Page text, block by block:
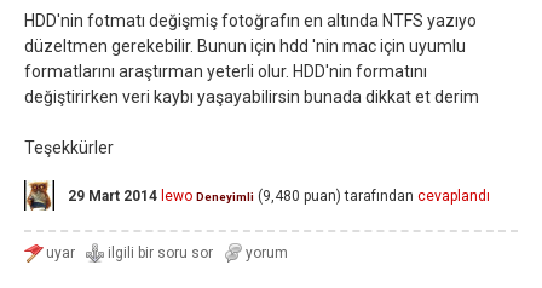
HDD'nin fotmatı değişmiş fotoğrafın en altında NTFS yazıyo
düzeltmen gerekebilir. Bunun için hdd 'nin mac için uyumlu
formatlarını araştırman yeterli olur. HDD'nin formatını
değiştirirken veri kaybı yaşayabilirsin bunada dikkat et derim
Teşekkürler
29 Mart 2014 lewo Deneyimli (9,480 puan) tarafından cevaplandı